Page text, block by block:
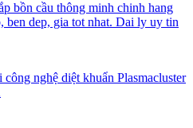
bồn cầu thông minh chinh hang
dep, gia tot nhat. Dai ly uy tin